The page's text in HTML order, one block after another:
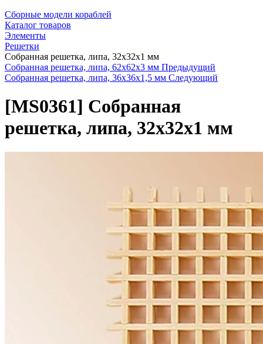
Сборные модели кораблей
Каталог товаров
Элементы
Решетки
Собранная решетка, липа, 32х32х1 мм
Собранная решетка, липа, 62х62х3 мм Предыдущий
Собранная решетка, липа, 36х36х1,5 мм Следующий
[MS0361] Собранная
решетка, липа, 32х32х1 мм